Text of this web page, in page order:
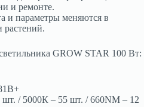
и ремонте.
и параметры меняются в
растений.
GROW STAR 100 Вт:
/ 5000К – 55 шт. / 660NM – 12